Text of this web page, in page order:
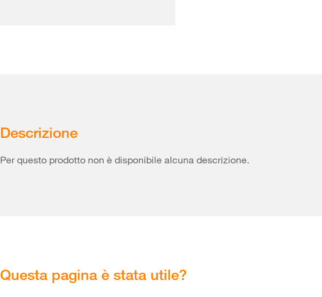
Descrizione
Per questo prodotto non è disponibile alcuna descrizione.
Questa pagina è stata utile?